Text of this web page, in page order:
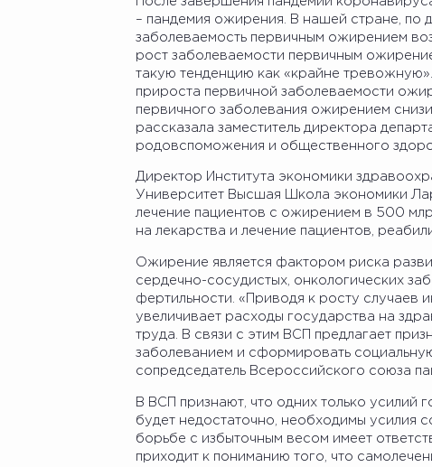
– пандемия ожирения. В нашей стране, по
заболеваемость первичным ожирением
рост заболеваемости первичным
такую тенденцию как «крайне
прироста первичной заболеваемости
первичного заболевания ожирением
рассказала заместитель директора
родовспоможения и общественного
Директор Института экономики
Университет Высшая Школа экономики
лечение пациентов с ожирением в 500
на лекарства и лечение пациентов,
Ожирение является фактором риска
сердечно-сосудистых, онкологических
фертильности. «Приводя к росту случаев
увеличивает расходы государства на
труда. В связи с этим ВСП предлагает
заболеванием и сформировать
сопредседатель Всероссийского союза
В ВСП признают, что одних только усилий
будет недостаточно, необходимы усилия
борьбе с избыточным весом имеет
приходит к пониманию того, что